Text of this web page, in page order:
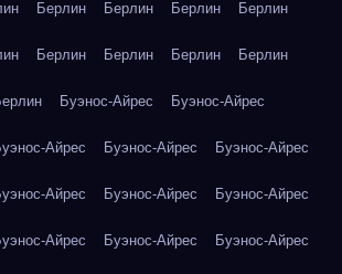
Берлин Берлин Берлин Берлин
Берлин Берлин Берлин Берлин
Буэнос-Айрес Буэнос-Айрес
Айрес Буэнос-Айрес Буэнос-Айрес
Айрес Буэнос-Айрес Буэнос-Айрес
Айрес Буэнос-Айрес Буэнос-Айрес